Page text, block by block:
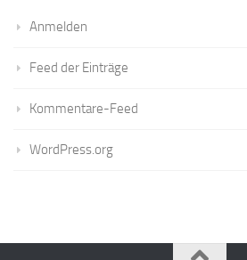
Anmelden
Feed der Einträge
Kommentare-Feed
WordPress.org